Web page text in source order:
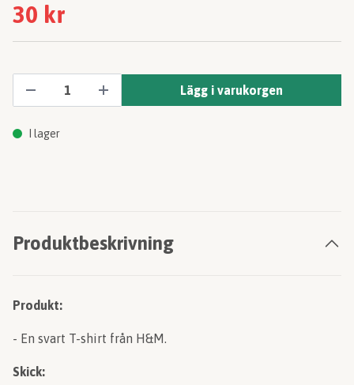
30 kr
Lägg i varukorgen
I lager
Produktbeskrivning
Produkt:
- En svart T-shirt från H&M.
Skick: